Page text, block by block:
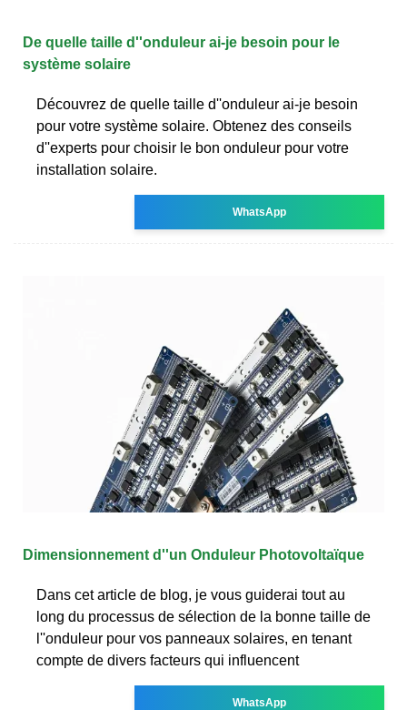
De quelle taille d''onduleur ai-je besoin pour le
système solaire
Découvrez de quelle taille d''onduleur ai-je besoin
pour votre système solaire. Obtenez des conseils
d''experts pour choisir le bon onduleur pour votre
installation solaire.
WhatsApp
Dimensionnement d''un Onduleur Photovoltaïque
Dans cet article de blog, je vous guiderai tout au
long du processus de sélection de la bonne taille de
l''onduleur pour vos panneaux solaires, en tenant
compte de divers facteurs qui influencent
WhatsApp